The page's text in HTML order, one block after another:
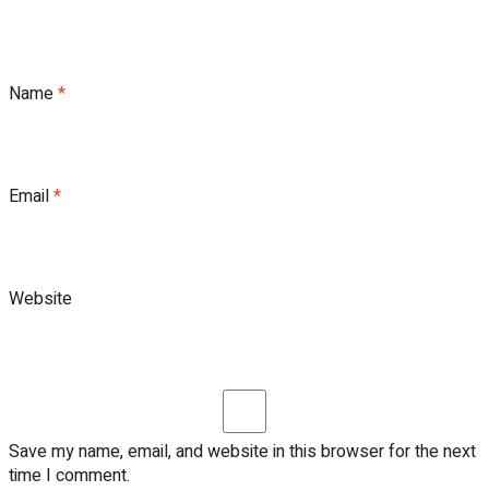
Name*
Email*
Website
Save my name, email, and website in this browser for the next
time I comment.